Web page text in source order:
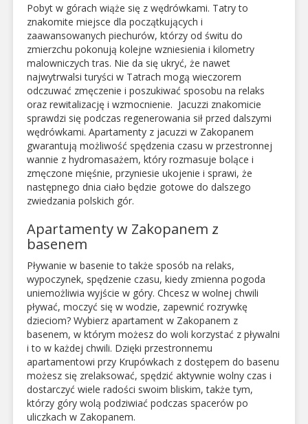
Pobyt w górach wiąże się z wędrówkami. Tatry to
znakomite miejsce dla początkujących i
zaawansowanych piechurów, którzy od świtu do
zmierzchu pokonują kolejne wzniesienia i kilometry
malowniczych tras. Nie da się ukryć, że nawet
najwytrwalsi turyści w Tatrach mogą wieczorem
odczuwać zmęczenie i poszukiwać sposobu na relaks
oraz rewitalizację i wzmocnienie. Jacuzzi znakomicie
sprawdzi się podczas regenerowania sił przed dalszymi
wędrówkami. Apartamenty z jacuzzi w Zakopanem
gwarantują możliwość spędzenia czasu w przestronnej
wannie z hydromasażem, który rozmasuje bolące i
zmęczone mięśnie, przyniesie ukojenie i sprawi, że
następnego dnia ciało będzie gotowe do dalszego
zwiedzania polskich gór.
Apartamenty w Zakopanem z
basenem
Pływanie w basenie to także sposób na relaks,
wypoczynek, spędzenie czasu, kiedy zmienna pogoda
uniemożliwia wyjście w góry. Chcesz w wolnej chwili
pływać, moczyć się w wodzie, zapewnić rozrywkę
dzieciom? Wybierz apartament w Zakopanem z
basenem, w którym możesz do woli korzystać z pływalni
i to w każdej chwili. Dzięki przestronnemu
apartamentowi przy Krupówkach z dostępem do basenu
możesz się zrelaksować, spędzić aktywnie wolny czas i
dostarczyć wiele radości swoim bliskim, także tym,
którzy góry wolą podziwiać podczas spacerów po
uliczkach w Zakopanem.